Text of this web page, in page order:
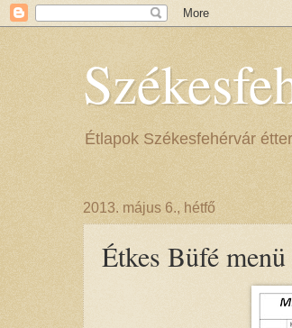
Étlapok Székesfehérvár
2013. május 6., hétfő
Étkes Büfé